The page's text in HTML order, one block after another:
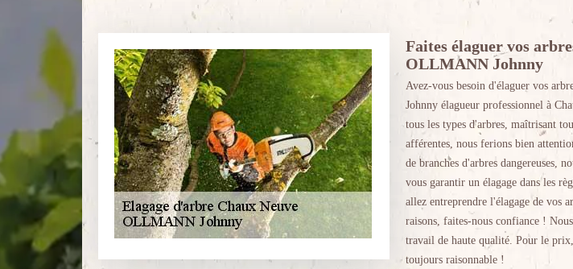
Faites élaguer vos
OLLMANN Johnny
Avez-vous besoin d'élaguer vos
Johnny élagueur professionnel à
tous les types d'arbres, maîtrisant
afférentes, nous ferions bien
de branches d'arbres dangereuses,
vous garantir un élagage dans les
allez entreprendre l'élagage de vos
raisons, faites-nous confiance !
travail de haute qualité. Pour le prix,
toujours raisonnable !